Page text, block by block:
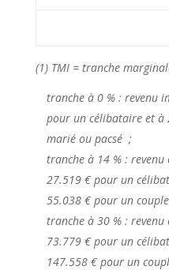
(1) TMI = tranche
tranche à 0 % : revenu
pour un célibataire et à
marié ou pacsé ;
tranche à 14 % :
27.519 € pour un
55.038 € pour un
tranche à 30 % :
73.779 € pour un
147.558 € pour un